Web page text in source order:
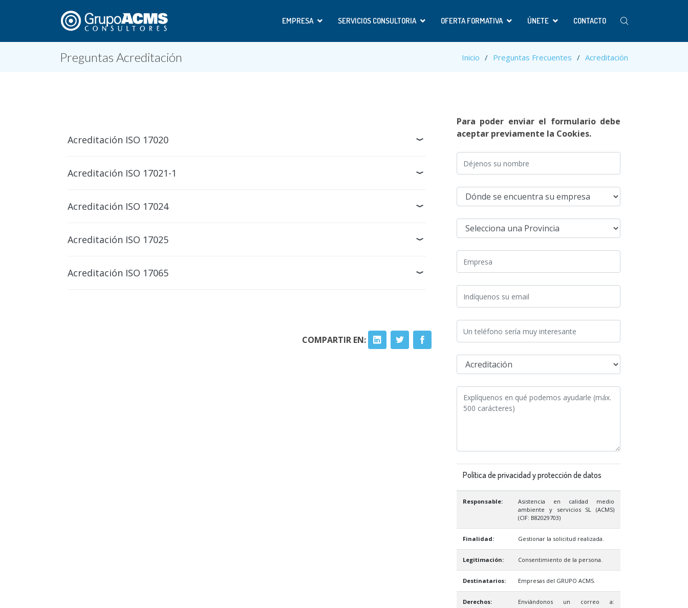
EMPRESA SERVICIOS CONSULTORIA OFERTA FORMATIVA ÚNETE CONTACTO
Preguntas Acreditación Inicio Preguntas Frecuentes Acreditación
Acreditación ISO 17020
Acreditación ISO 17021-1
Acreditación ISO 17024
Acreditación ISO 17025
Acreditación ISO 17065
COMPARTIR EN:
Para poder enviar el formulario debe
aceptar previamente la Cookies.
Política de privacidad y protección de datos
Responsable:
Asistencia en calidad medio
ambiente y servicios SL (ACMS)
(CIF: B82029703)
Finalidad: Gestionar la solicitud realizada.
Legitimación: Consentimiento de la persona.
Destinatarios: Empresas del GRUPO ACMS.
Derechos:
Enviándonos un correo a: